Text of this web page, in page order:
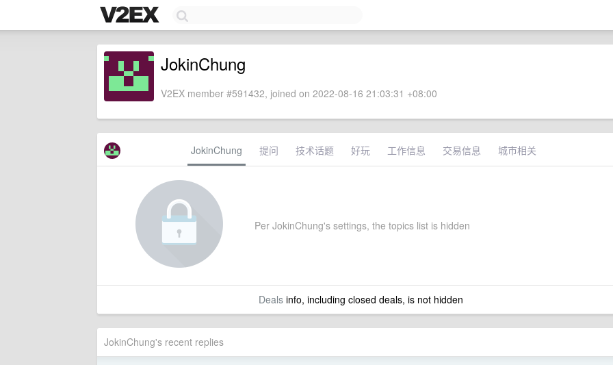
JokinChung
V2EX member #591432, joined on 2022-08-16 21:03:31 +08:00
JokinChung 提问 技术话题 好玩 工作信息 交易信息 城市相关
Per JokinChung's settings, the topics list is hidden
Dealsinfo, including closed deals, is not hidden
JokinChung's recent replies